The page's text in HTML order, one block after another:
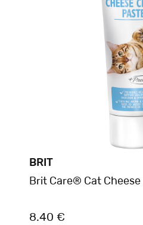
BRIT
Brit Care® Cat
8.40 €